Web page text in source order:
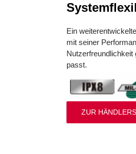
Ein
mit seiner
Nutzerfreundlichkeit
passt.
ZUR